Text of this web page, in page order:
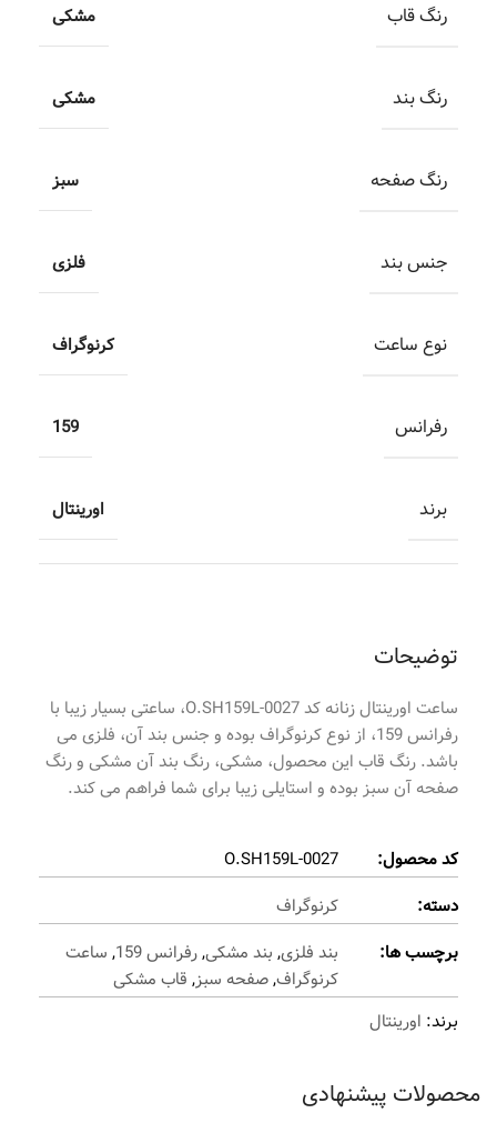
توضیحات
ساعت اورینتال زنانه کد O.SH159L-0027، ساعتی بسیار زیبا با
رفرانس 159، از نوع کرنوگراف بوده و جنس بند آن، فلزی می
باشد. رنگ قاب این محصول، مشکی، رنگ بند آن مشکی و رنگ
صفحه آن سبز بوده و استایلی زیبا برای شما فراهم می کند.
کد محصول:
O.SH159L-0027
دسته:
کرنوگراف
برچسب ها:
بند فلزی, بند مشکی,رفرانس 159 , ساعت
کرنوگراف,صفحه سبز, قاب مشکی
برند: اورینتال
رنگ قاب مشکی
رنگ بند مشکی
رنگ صفحه سبز
جنس بند فلزی
نوع ساعت کرنوگراف
رفرانس 159
برند اورینتال
محصولات پیشنهادی